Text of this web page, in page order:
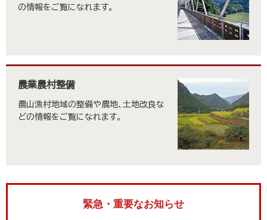
の情報をご覧になれます。
農業農村整備
農山漁村地域の整備や農地、土地改良な
どの情報をご覧になれます。
緊急・重要なお知らせ